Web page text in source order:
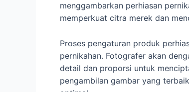
menggambarkan perhiasan
memperkuat citra merek dan
Proses pengaturan produk
pernikahan. Fotografer akan
detail dan proporsi untuk
pengambilan gambar yang